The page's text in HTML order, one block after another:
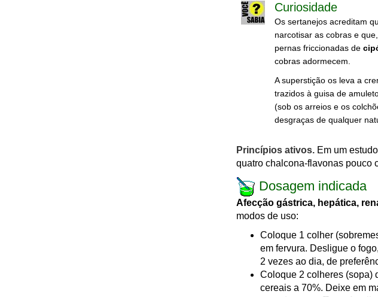
Curiosidade
Os sertanejos acreditam
narcotisar as cobras e
pernas friccionadas de
cobras adormecem.
A superstição os leva a
trazidos à guisa de
(sob os arreios e os
desgraças de qualquer
Princípios ativos. Em um
quatro chalcona-flavonas pouco
Dosagem indicada
Afecção gástrica, hepática,
modos de uso:
Coloque 1 colher
em fervura. Desligue o
2 vezes ao dia, de
Coloque 2 colheres (sopa)
cereais a 70%. Deixe em